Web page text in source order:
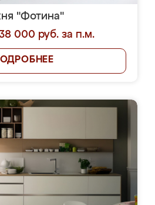
"Фотина"
000 руб. за п.м.